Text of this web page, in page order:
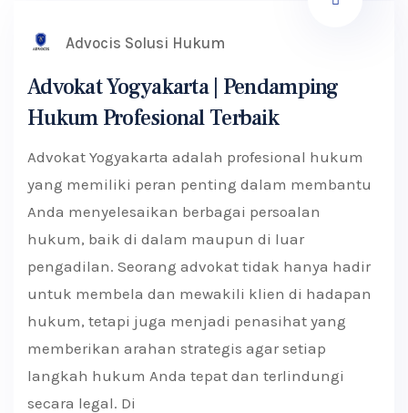
Advocis Solusi Hukum
Advokat Yogyakarta | Pendamping
Hukum Profesional Terbaik
Advokat Yogyakarta adalah profesional hukum
yang memiliki peran penting dalam membantu
Anda menyelesaikan berbagai persoalan
hukum, baik di dalam maupun di luar
pengadilan. Seorang advokat tidak hanya hadir
untuk membela dan mewakili klien di hadapan
hukum, tetapi juga menjadi penasihat yang
memberikan arahan strategis agar setiap
langkah hukum Anda tepat dan terlindungi
secara legal. Di